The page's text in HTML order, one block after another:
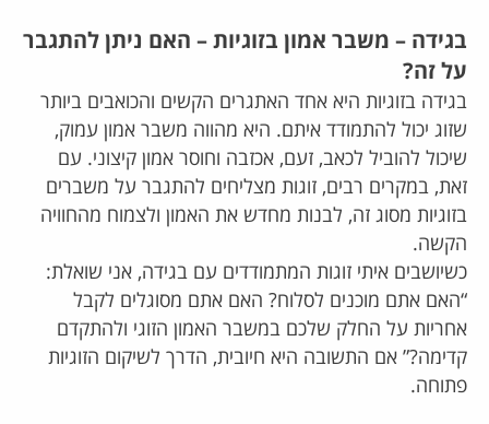
בגידה – משבר אמון בזוגיות – האם ניתן להתגבר
על זה?
בגידה בזוגיות היא אחד האתגרים הקשים והכואבים ביותר
שזוג יכול להתמודד איתם. היא מהווה משבר אמון עמוק,
שיכול להוביל לכאב, זעם, אכזבה וחוסר אמון קיצוני. עם
זאת, במקרים רבים, זוגות מצליחים להתגבר על משברים
בזוגיות מסוג זה, לבנות מחדש את האמון ולצמוח מהחוויה
הקשה.
כשיושבים איתי זוגות המתמודדים עם בגידה, אני שואלת:
“האם אתם מוכנים לסלוח? האם אתם מסוגלים לקבל
אחריות על החלק שלכם במשבר האמון הזוגי ולהתקדם
קדימה?” אם התשובה היא חיובית, הדרך לשיקום הזוגיות
פתוחה.